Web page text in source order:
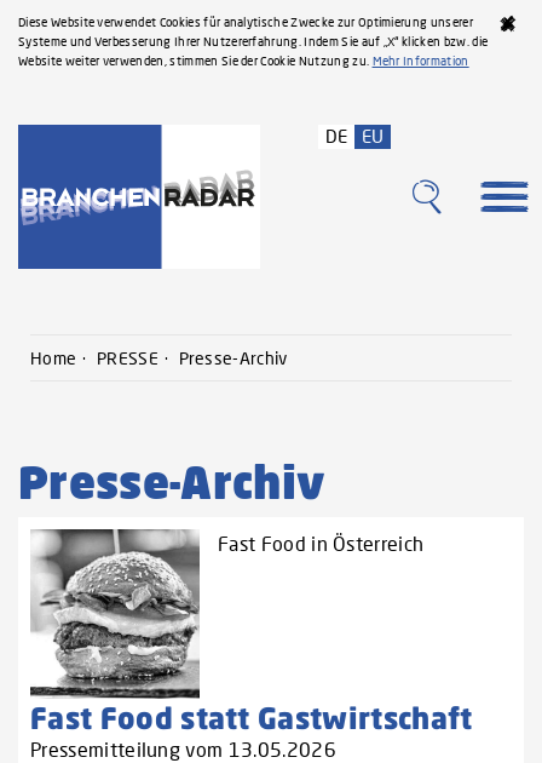
Diese Website verwendet Cookies für analytische Zwecke zur Optimierung unserer
Systeme und Verbesserung Ihrer Nutzererfahrung. Indem Sie auf „X“ klicken bzw. die
Website weiter verwenden, stimmen Sie der Cookie Nutzung zu. Mehr Information
DE EU
Home PRESSE Presse-Archiv
Presse-Archiv
Fast Food in Österreich
Fast Food statt Gastwirtschaft
Pressemitteilung vom 13.05.2026